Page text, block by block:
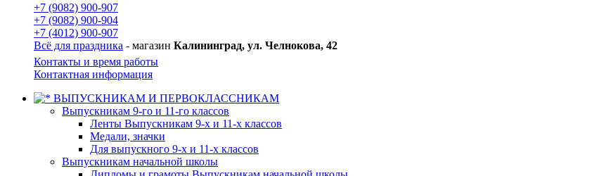
+7 (9082) 900-907
+7 (9082) 900-904
+7 (4012) 900-907
Всё для праздника - магазин Калининград, ул. Челнокова, 42
Контакты и время работы
Контактная информация
ВЫПУСКНИКАМ И ПЕРВОКЛАССНИКАМ
Выпускникам 9-го и 11-го классов
Ленты Выпускникам 9-х и 11-х классов
Медали, значки
Для выпускного 9-х и 11-х классов
Выпускникам начальной школы